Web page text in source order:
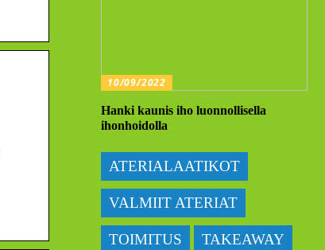
10/09/2022
Hanki kaunis iho luonnollisella
ihonhoidolla
ATERIALAATIKOT
VALMIIT ATERIAT
TOIMITUS TAKEAWAY